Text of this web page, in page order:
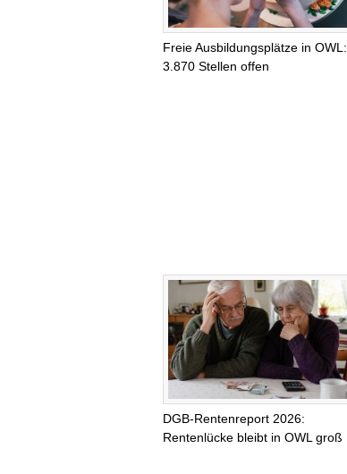
Freie Ausbildungsplätze in OWL:
3.870 Stellen offen
DGB-Rentenreport 2026:
Rentenlücke bleibt in OWL groß